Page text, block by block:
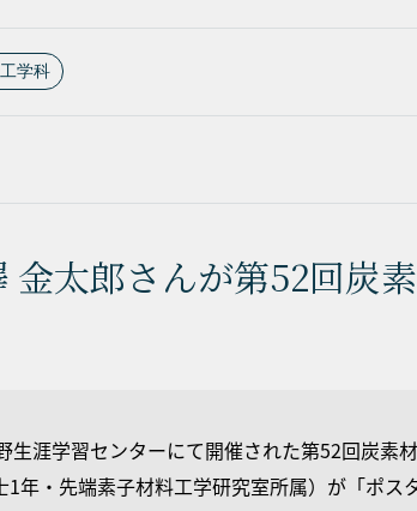
学科
金太郎さんが第52回炭
涯学習センターにて開催された第52回炭素
年・先端素子材料工学研究室所属）が「ポス